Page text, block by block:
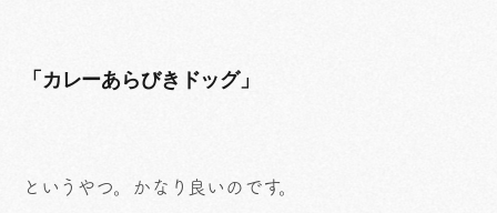
「カレーあらびきドッグ」
というやつ。かなり良いのです。